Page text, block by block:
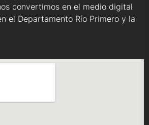
convertimos en el medio digital
el Departamento Río Primero y la